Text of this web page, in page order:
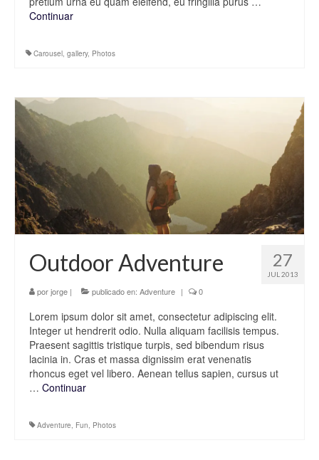
Continuar
Carousel, gallery, Photos
27
JUL 2013
Outdoor Adventure
porjorge | publicado en: Adventure | 0
Lorem ipsum dolor sit amet, consectetur adipiscing elit.
Integer ut hendrerit odio. Nulla aliquam facilisis tempus.
Praesent sagittis tristique turpis, sed bibendum risus
lacinia in. Cras et massa dignissim erat venenatis
rhoncus eget vel libero. Aenean tellus sapien, cursus ut
… Continuar
Adventure, Fun, Photos